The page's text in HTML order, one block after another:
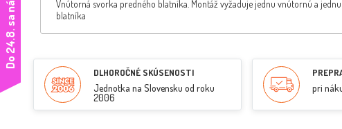
Vnútorná svorka predného blatníka. Montáž vyžaduje jednu vnútornú a
blatníka
DLHOROČNÉ SKÚSENOSTI
Jednotka na Slovensku od roku
2006
pri
D
o
2
4
.
8
.
s
a
n
á
m
p
r
e
d
o
v
o
l
e
n
k
u
n
e
d
o
v
o
l
á
t